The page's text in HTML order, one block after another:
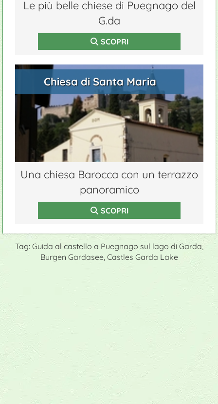
Le più belle chiese di Puegnago del
G.da
SCOPRI
Chiesa di Santa Maria
Una chiesa Barocca con un terrazzo
panoramico
SCOPRI
Tag: Guida al castello a Puegnago sul lago di Garda,
Burgen Gardasee, Castles Garda Lake